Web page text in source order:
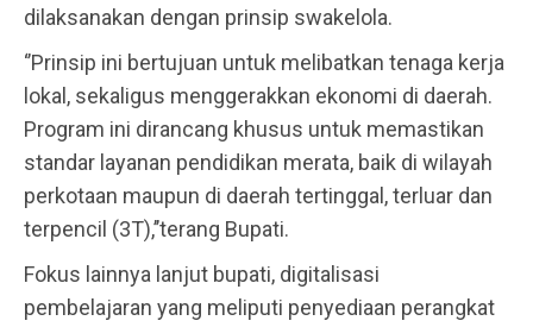
dilaksanakan dengan prinsip swakelola.
‘’Prinsip ini bertujuan untuk melibatkan tenaga kerja
lokal, sekaligus menggerakkan ekonomi di daerah.
Program ini dirancang khusus untuk memastikan
standar layanan pendidikan merata, baik di wilayah
perkotaan maupun di daerah tertinggal, terluar dan
terpencil (3T),’’terang Bupati.
Fokus lainnya lanjut bupati, digitalisasi
pembelajaran yang meliputi penyediaan perangkat